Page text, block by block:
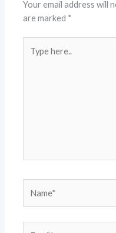
Your email address will
are marked *
here..